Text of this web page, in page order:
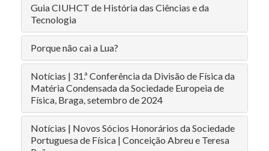
Guia CIUHCT de História das Ciências e da
Tecnologia
Porque não cai a Lua?
Notícias | 31.ª Conferência da Divisão de Física da
Matéria Condensada da Sociedade Europeia de
Física, Braga, setembro de 2024
Notícias | Novos Sócios Honorários da Sociedade
Portuguesa de Física | Conceição Abreu e Teresa